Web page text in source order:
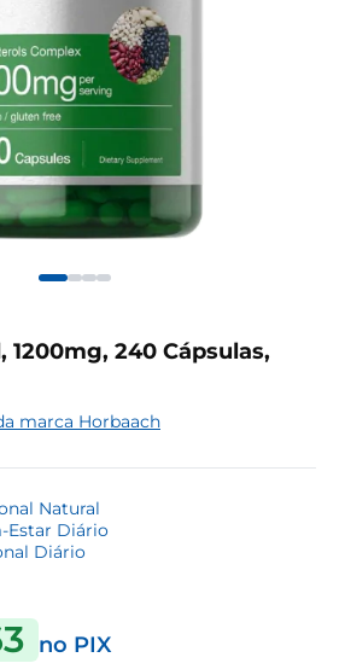
1200mg, 240 Cápsulas,
marca Horbaach
Natural
Estar Diário
Diário
no PIX